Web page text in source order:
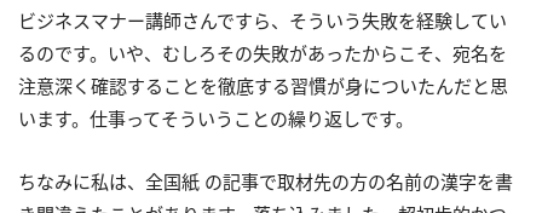
ビジネスマナー講師さんですら、そういう失敗を経験してい
るのです。いや、むしろその失敗があったからこそ、宛名を
注意深く確認することを徹底する習慣が身についたんだと思
います。仕事ってそういうことの繰り返しです。
ちなみに私は、全国紙 の記事で取材先の方の名前の漢字を書